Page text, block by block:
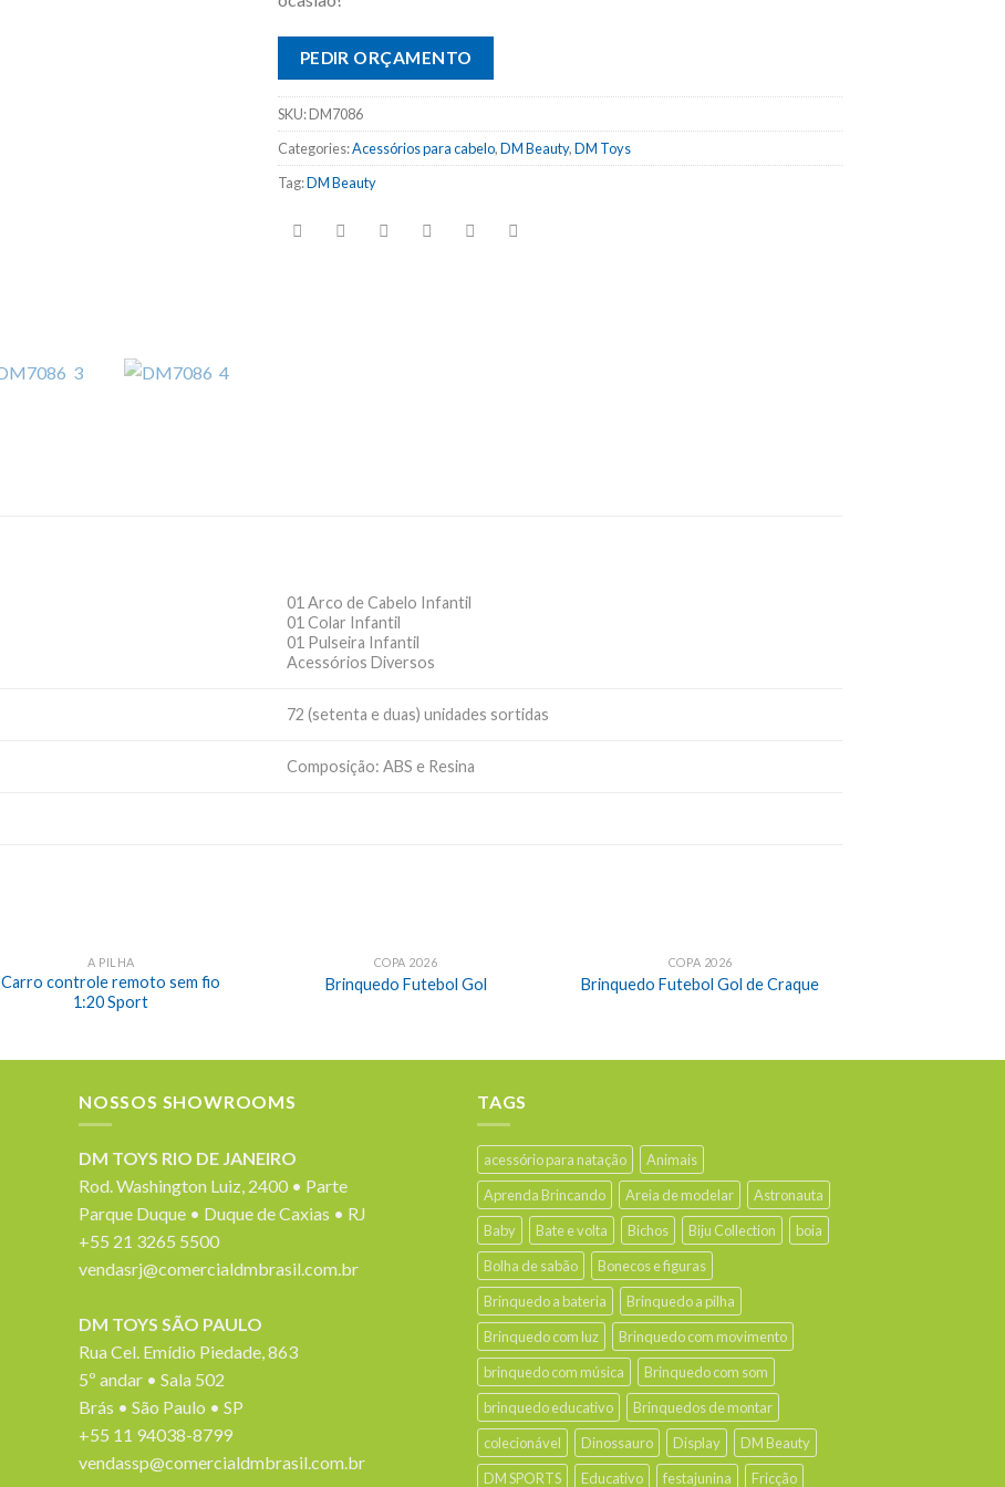
PEDIR ORÇAMENTO
SKU:DM7086
Categories:Acessórios para cabelo,DM Beauty,DM Toys
Tag:DM Beauty
01 Arco de Cabelo Infantil
01 Colar Infantil
01 Pulseira Infantil
Acessórios Diversos
72 (setenta e duas) unidades sortidas
Composição: ABS e Resina
A PILHA
Carro controle remoto sem fio
1:20 Sport
COPA 2026
Brinquedo Futebol Gol
COPA 2026
Brinquedo Futebol Gol de Craque
NOSSOS SHOWROOMS
DM TOYS RIO DE JANEIRO
Rod. Washington Luiz, 2400 • Parte
Parque Duque • Duque de Caxias • RJ
+55 21 3265 5500
vendasrj@comercialdmbrasil.com.br
DM TOYS SÃO PAULO
Rua Cel. Emídio Piedade, 863
5º andar • Sala 502
Brás • São Paulo • SP
+55 11 94038-8799
vendassp@comercialdmbrasil.com.br
TAGS
acessório para natação
Animais
Aprenda Brincando
Areia de modelar
Astronauta
Baby
Bate e volta Bichos Biju Collection
boia
Bolha de sabão
Bonecos e figuras
Brinquedo a bateria
Brinquedo a pilha
Brinquedo com luz
Brinquedo com movimento
brinquedo com música
Brinquedo com som
brinquedo educativo
Brinquedos de montar
colecionável
Dinossauro Display
DM Beauty
DM SPORTS
Educativo festajunina Fricção